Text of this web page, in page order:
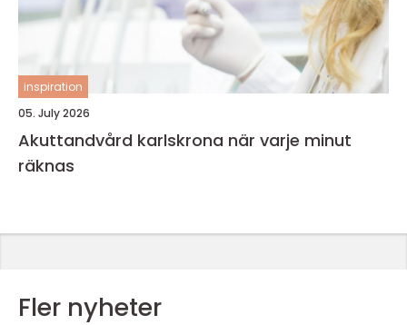
inspiration
05. July 2026
Akuttandvård karlskrona när varje minut
räknas
Fler nyheter